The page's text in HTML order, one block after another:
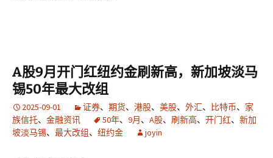
A股9月开门红纽约金刷新高，新加坡淡马
锡50年最大改组
2025-09-01 证券、 期货、 港股、 美股、 外汇、 比特币、 家
族信托、 金融资讯 50年、 9月、 A股、 刷新高、 开门红、 新加
坡淡马锡、 最大改组、 纽约金 joyin